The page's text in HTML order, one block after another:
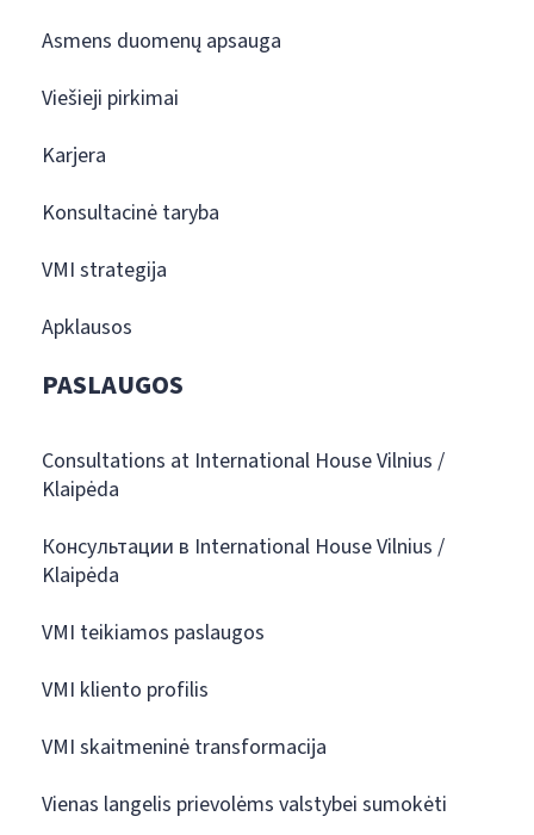
Asmens duomenų apsauga
Viešieji pirkimai
Karjera
Konsultacinė taryba
VMI strategija
Apklausos
PASLAUGOS
Consultations at International House Vilnius /
Klaipėda
Консультации в International House Vilnius /
Klaipėda
VMI teikiamos paslaugos
VMI kliento profilis
VMI skaitmeninė transformacija
Vienas langelis prievolėms valstybei sumokėti